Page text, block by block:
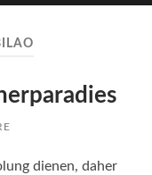
dienen, daher